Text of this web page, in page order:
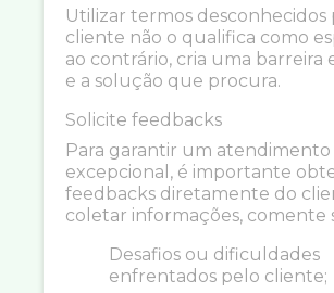
Utilizar termos desconhecidos
cliente não o qualifica como
ao contrário, cria uma barreira
e a solução que procura.
Solicite feedbacks
Para garantir um
excepcional, é importante
feedbacks diretamente do
coletar informações, comente
Desafios ou dificuldades
enfrentados pelo cliente;